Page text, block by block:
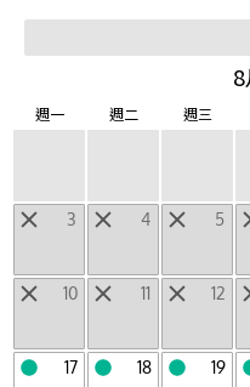
8
週一 週二 週三
3 4 5
10 11 12
17 18 19
RISONARE
OMO 都市觀光飯店
其他個性設施
當天來回設施